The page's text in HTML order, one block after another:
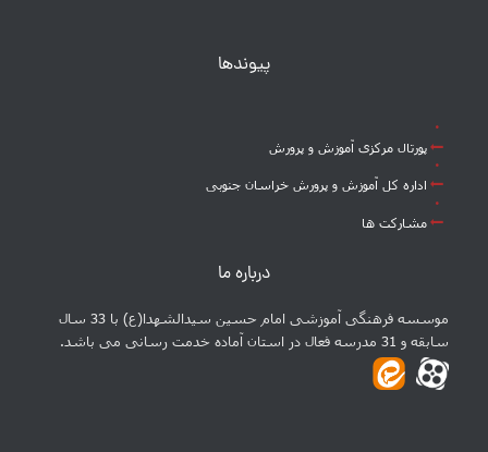
پیوندها
پورتال مرکزی آموزش و پرورش
اداره کل آموزش و پرورش خراسان جنوبی
مشارکت ها
درباره ما
موسسه فرهنگی آموزشی امام حسین سیدالشهدا(ع) با 33 سال
سابقه و 31 مدرسه فعال در استان آماده خدمت رسانی می باشد.